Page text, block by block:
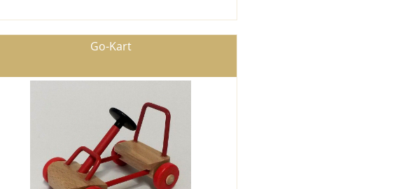
Go-Kart